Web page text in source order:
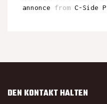
annonce from C-Side
DEN KONTAKT HALTEN